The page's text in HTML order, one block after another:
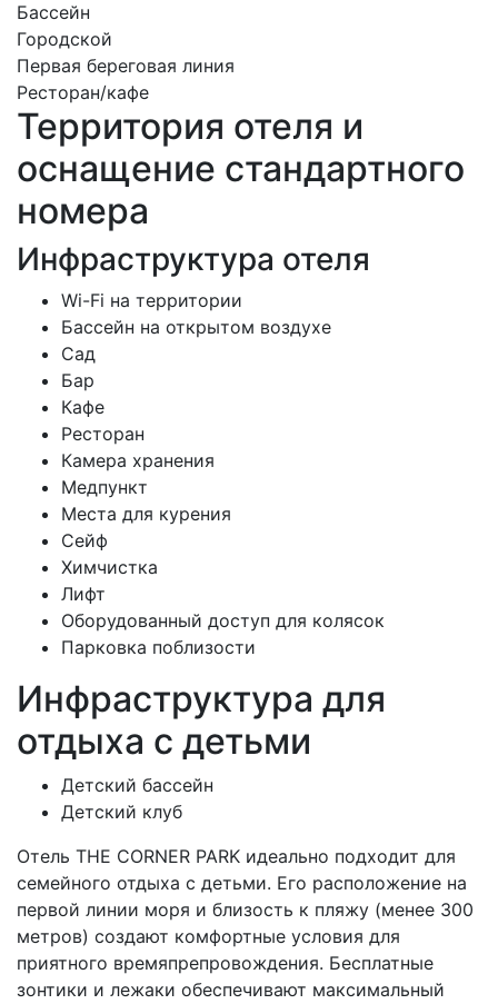
Бассейн
Городской
Первая береговая линия
Ресторан/кафе
Территория отеля и
оснащение стандартного
номера
Инфраструктура отеля
Wi-Fi на территории
Бассейн на открытом воздухе
Сад
Бар
Кафе
Ресторан
Камера хранения
Медпункт
Места для курения
Сейф
Химчистка
Лифт
Оборудованный доступ для колясок
Парковка поблизости
Инфраструктура для
отдыха с детьми
Детский бассейн
Детский клуб
Отель THE CORNER PARK идеально подходит для
семейного отдыха с детьми. Его расположение на
первой линии моря и близость к пляжу (менее 300
метров) создают комфортные условия для
приятного времяпрепровождения. Бесплатные
зонтики и лежаки обеспечивают максимальный